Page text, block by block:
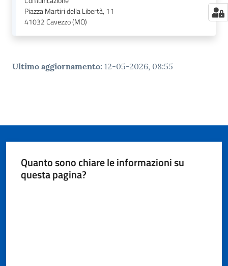
Piazza Martiri della Libertà, 11
41032Cavezzo (MO)
Ultimo aggiornamento: 12-05-2026, 08:55
Quanto sono chiare le informazioni su
questa pagina?